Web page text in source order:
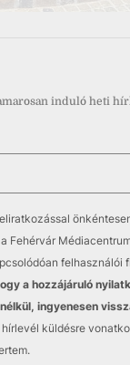
induló heti
Fehérvár
felhasználói
a hozzájáruló
ingyenesen
küldésre